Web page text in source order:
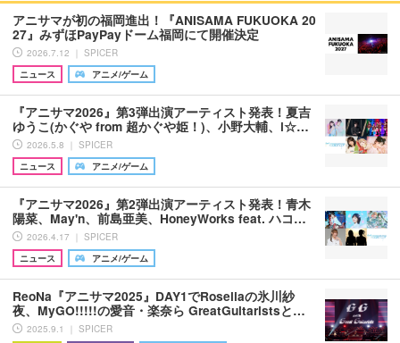
アニサマが初の福岡進出！『ANISAMA FUKUOKA 20
27』みずほPayPayドーム福岡にて開催決定
2026.7.12 ｜ SPICER
ニュース
アニメ/ゲーム
『アニサマ2026』第3弾出演アーティスト発表！夏吉
ゆうこ(かぐや from 超かぐや姫！)、小野大輔、i☆…
2026.5.8 ｜ SPICER
ニュース
アニメ/ゲーム
『アニサマ2026』第2弾出演アーティスト発表！青木
陽菜、May'n、前島亜美、HoneyWorks feat. ハコ…
2026.4.17 ｜ SPICER
ニュース
アニメ/ゲーム
ReoNa『アニサマ2025』DAY1でRoseliaの氷川紗
夜、MyGO!!!!!の愛音・楽奈ら GreatGuitaristsと…
2025.9.1 ｜ SPICER